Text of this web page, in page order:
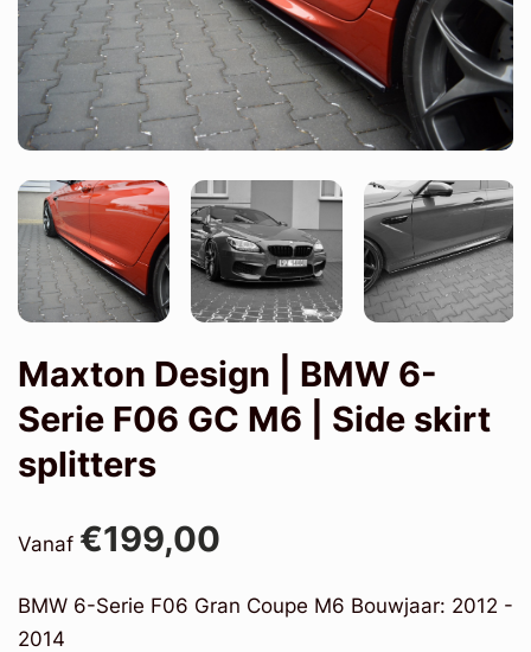
Maxton Design | BMW 6-
Serie F06 GC M6 | Side skirt
splitters
Vanaf €199,00
BMW 6-Serie F06 Gran Coupe M6 Bouwjaar: 2012 -
2014